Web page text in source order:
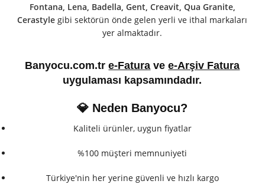
Fontana, Lena, Badella, Gent, Creavit, Qua Granite,
Cerastyle gibi sektörün önde gelen yerli ve ithal markaları
yer almaktadır.
Banyocu.com.tre-Fatura vee-Arşiv Fatura
uygulaması kapsamındadır.
💎 Neden Banyocu?
Kaliteli ürünler, uygun fiyatlar
%100 müşteri memnuniyeti
Türkiye'nin her yerine güvenli ve hızlı kargo